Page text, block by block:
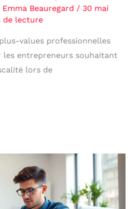
Emma Beauregard / 30 mai
de lecture
values professionnelles
les entrepreneurs souhaitant
lors de